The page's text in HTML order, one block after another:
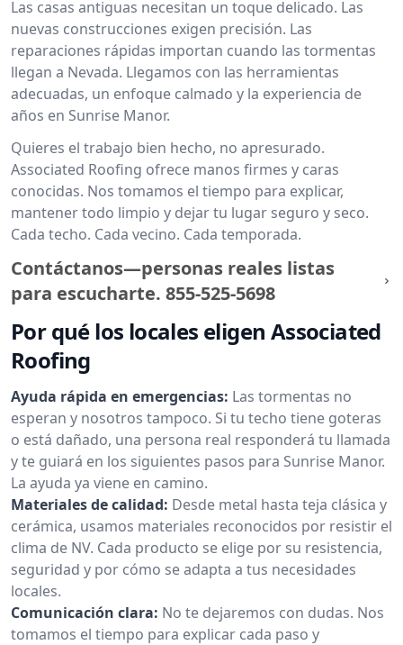
Las casas antiguas necesitan un toque delicado. Las
nuevas construcciones exigen precisión. Las
reparaciones rápidas importan cuando las tormentas
llegan a Nevada. Llegamos con las herramientas
adecuadas, un enfoque calmado y la experiencia de
años en Sunrise Manor.
Quieres el trabajo bien hecho, no apresurado.
Associated Roofing ofrece manos firmes y caras
conocidas. Nos tomamos el tiempo para explicar,
mantener todo limpio y dejar tu lugar seguro y seco.
Cada techo. Cada vecino. Cada temporada.
Contáctanos—personas reales listas
para escucharte. 855-525-5698
Por qué los locales eligen Associated
Roofing
Ayuda rápida en emergencias: Las tormentas no
esperan y nosotros tampoco. Si tu techo tiene goteras
o está dañado, una persona real responderá tu llamada
y te guiará en los siguientes pasos para Sunrise Manor.
La ayuda ya viene en camino.
Materiales de calidad: Desde metal hasta teja clásica y
cerámica, usamos materiales reconocidos por resistir el
clima de NV. Cada producto se elige por su resistencia,
seguridad y por cómo se adapta a tus necesidades
locales.
Comunicación clara: No te dejaremos con dudas. Nos
tomamos el tiempo para explicar cada paso y